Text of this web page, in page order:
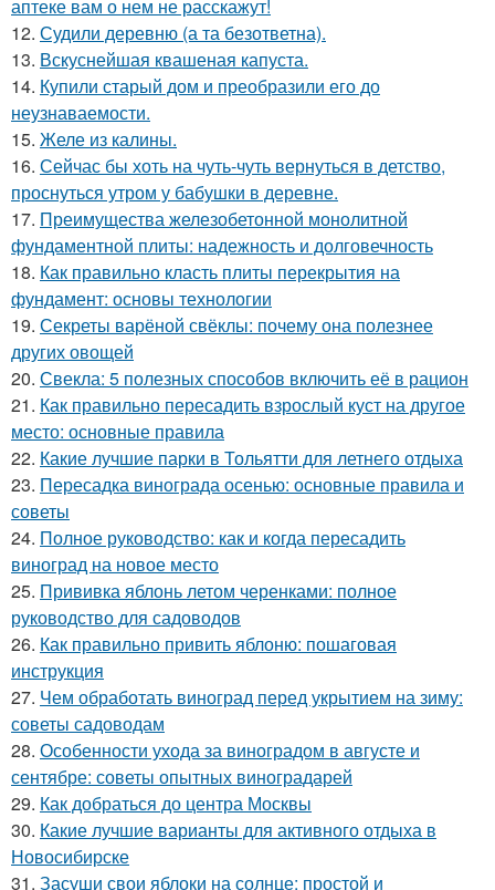
аптеке вам о нем не расскажут!
12. Судили деревню (а та безответна).
13. Вскуснейшая квашеная капуста.
14. Купили старый дом и преобразили его до
неузнаваемости.
15. Желе из калины.
16. Сейчас бы хоть на чуть-чуть вернуться в детство,
проснуться утром у бабушки в деревне.
17. Преимущества железобетонной монолитной
фундаментной плиты: надежность и долговечность
18. Как правильно класть плиты перекрытия на
фундамент: основы технологии
19. Секреты варёной свёклы: почему она полезнее
других овощей
20. Свекла: 5 полезных способов включить её в рацион
21. Как правильно пересадить взрослый куст на другое
место: основные правила
22. Какие лучшие парки в Тольятти для летнего отдыха
23. Пересадка винограда осенью: основные правила и
советы
24. Полное руководство: как и когда пересадить
виноград на новое место
25. Прививка яблонь летом черенками: полное
руководство для садоводов
26. Как правильно привить яблоню: пошаговая
инструкция
27. Чем обработать виноград перед укрытием на зиму:
советы садоводам
28. Особенности ухода за виноградом в августе и
сентябре: советы опытных виноградарей
29. Как добраться до центра Москвы
30. Какие лучшие варианты для активного отдыха в
Новосибирске
31. Засуши свои яблоки на солнце: простой и